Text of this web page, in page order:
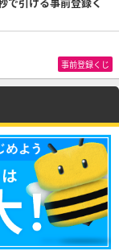
事前登録くじ